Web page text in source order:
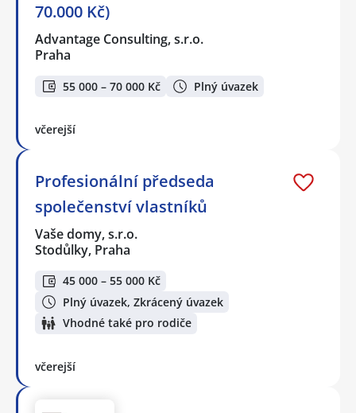
70.000 Kč)
Advantage Consulting, s.r.o.
Praha
55 000 – 70 000 Kč Plný úvazek
včerejší
Profesionální předseda
společenství vlastníků
Vaše domy, s.r.o.
Stodůlky, Praha
45 000 – 55 000 Kč
Plný úvazek, Zkrácený úvazek
Vhodné také pro rodiče
včerejší